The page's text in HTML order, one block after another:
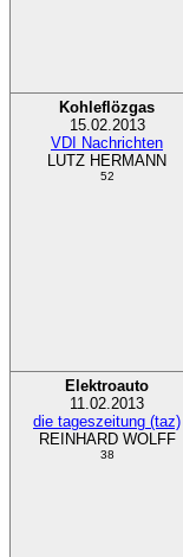
Kohleflözgas
15.02.2013
VDI Nachrichten
LUTZ HERMANN
52
Elektroauto
11.02.2013
die tageszeitung (taz)
REINHARD WOLFF
38